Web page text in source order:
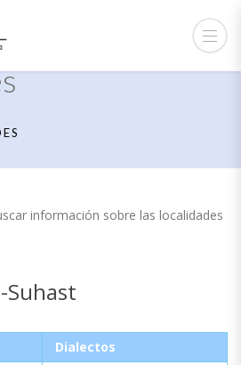
información sobre las localidades
Suhast
Dialectos